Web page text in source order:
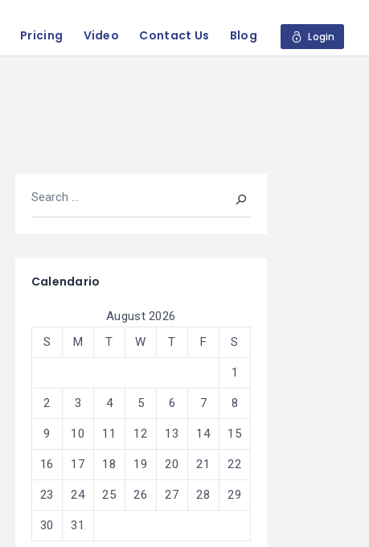
Pricing Video Contact Us Blog Login
Calendario
August 2026
S
M T W T F S
1
2 3 4 5 6 7 8
9 10 11 12 13 14 15
16 17 18 19 20 21 22
23 24 25 26 27 28 29
30 31